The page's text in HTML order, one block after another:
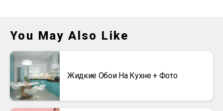
You May Also Like
Жидкие Обои На Кухне + Фото